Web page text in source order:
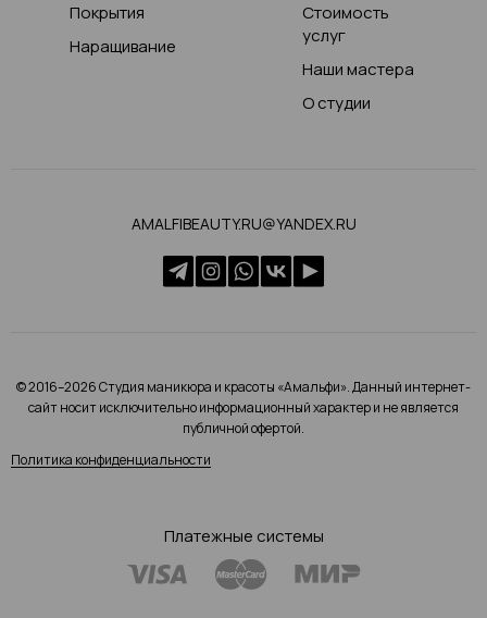
Покрытия
Наращивание
Стоимость
услуг
Наши мастера
О студии
AMALFIBEAUTY.RU@YANDEX.RU
© 2016–2026 Студия маникюра и красоты «Амальфи». Данный интернет-
сайт носит исключительно информационный характер и не является
публичной офертой.
Политика конфиденциальности
Платежные системы